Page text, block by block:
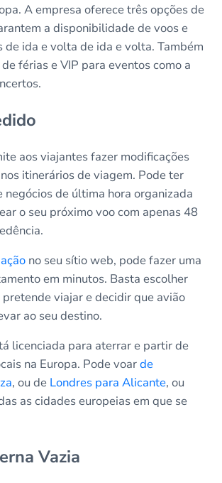
A empresa oferece três opções de
a disponibilidade de voos e
de ida e volta de ida e volta. Também
férias e VIP para eventos como a
aos viajantes fazer modificações
itinerários de viagem. Pode ter
negócios de última hora organizada
o seu próximo voo com apenas 48
no seu sítio web, pode fazer uma
em minutos. Basta escolher
viajar e decidir que avião
ao seu destino.
licenciada para aterrar e partir de
na Europa. Pode voarde
, ou de Londres para Alicante, ou
as cidades europeias em que se
Vazia